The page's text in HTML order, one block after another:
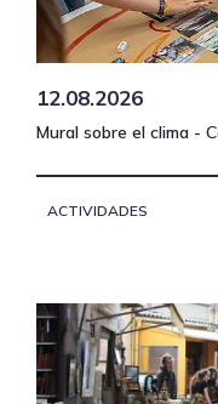
12.08.2026
Mural sobre el clima -
ACTIVIDADES